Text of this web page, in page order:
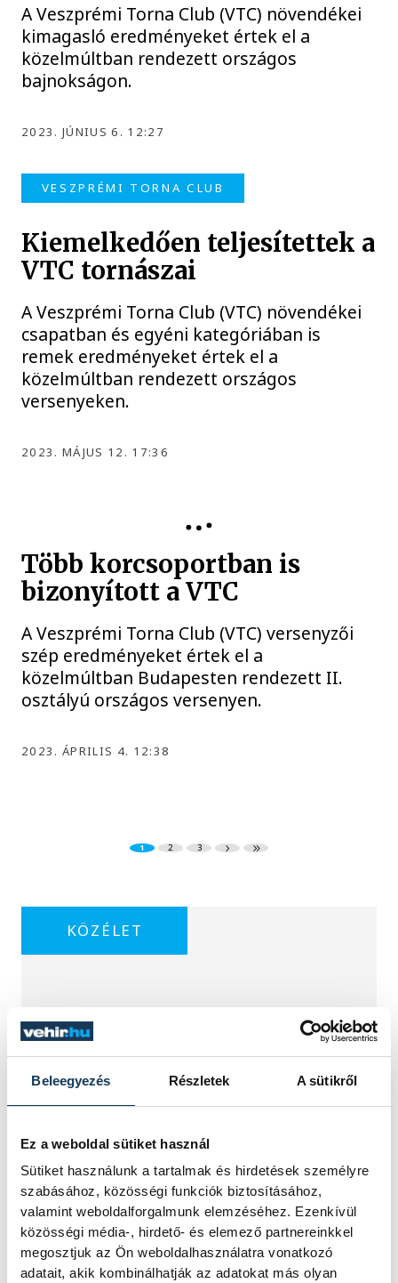
Beleegyezés Részletek A sütikről
Ez a weboldal sütiket használ
Sütiket használunk a tartalmak és hirdetések személyre
szabásához, közösségi funkciók biztosításához,
valamint weboldalforgalmunk elemzéséhez. Ezenkívül
közösségi média-, hirdető- és elemező partnereinkkel
megosztjuk az Ön weboldalhasználatra vonatkozó
adatait, akik kombinálhatják az adatokat más olyan
A Veszprémi Torna Club (VTC) növendékei
kimagasló eredményeket értek el a
közelmúltban rendezett országos
bajnokságon.
2023. JÚNIUS 6. 12:27
VESZPRÉMI TORNA CLUB
Kiemelkedően teljesítettek a
VTC tornászai
A Veszprémi Torna Club (VTC) növendékei
csapatban és egyéni kategóriában is
remek eredményeket értek el a
közelmúltban rendezett országos
versenyeken.
2023. MÁJUS 12. 17:36
Több korcsoportban is
bizonyított a VTC
A Veszprémi Torna Club (VTC) versenyzői
szép eredményeket értek el a
közelmúltban Budapesten rendezett II.
osztályú országos versenyen.
2023. ÁPRILIS 4. 12:38
1 2 3
KÖZÉLET
Sorra kerülnek elő
világháborús leletek az
alacsony Dunából
A folyó rekordalacsony vízállása miatt
egy csaknem komplett, II.
világháborús német DKW NZ 350-1
motorkerékpárbukkant elő a
Batthyány téri rakpart sziklái alól,
máshol pedig egy közel féltonnás brit
akna került elő.